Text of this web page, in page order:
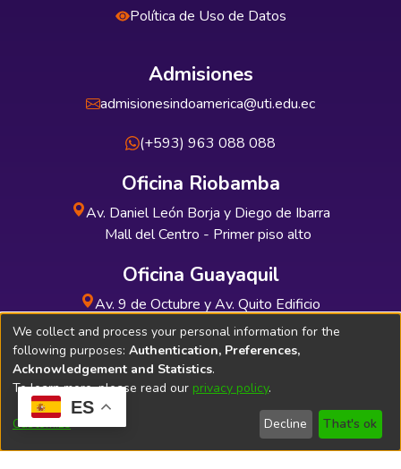
ES
Política de Uso de Datos
Admisiones
admisionesindoamerica@uti.edu.ec
(+593) 963 088 088
Oficina Riobamba
Av. Daniel León Borja y Diego de Ibarra
Mall del Centro - Primer piso alto
Oficina Guayaquil
Av. 9 de Octubre y Av. Quito Edificio
INDUAUTO - Planta baja
Soporte Técnico Bibliolatino.com
We collect and process your personal information for the
following purposes: Authentication, Preferences,
Acknowledgement and Statistics.
To learn more, please read our privacy policy.
Customize Decline That's ok